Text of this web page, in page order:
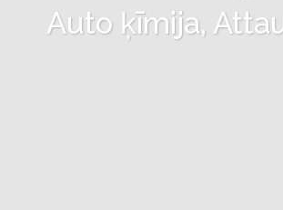
Auto ķīmija,